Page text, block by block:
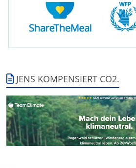
JENS KOMPENSIERT CO2.